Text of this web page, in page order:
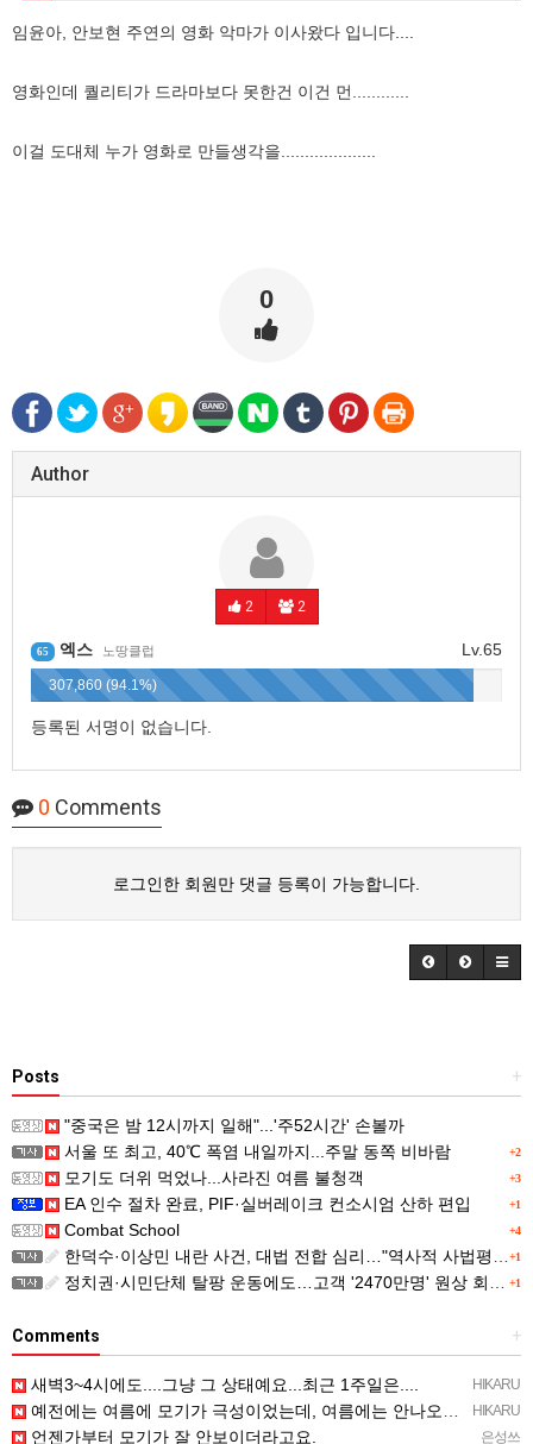
임윤아, 안보현 주연의 영화 악마가 이사왔다 입니다....
영화인데 퀄리티가 드라마보다 못한건 이건 먼............
이걸 도대체 누가 영화로 만들생각을....................
0
Author
2 2
Lv.65
65 엑스 노땅클럽
307,860 (94.1%)
등록된 서명이 없습니다.
0 Comments
로그인한 회원만 댓글 등록이 가능합니다.
+
Posts
"중국은 밤 12시까지 일해"...'주52시간' 손볼까
+2
서울 또 최고, 40℃ 폭염 내일까지...주말 동쪽 비바람
+3
모기도 더위 먹었나...사라진 여름 불청객
+1
EA 인수 절차 완료, PIF·실버레이크 컨소시엄 산하 편입
+4
Combat School
+1
한덕수·이상민 내란 사건, 대법 전합 심리…"역사적 사법평가"(종합)
+1
정치권·시민단체 탈팡 운동에도…고객 '2470만명' 원상 회복, "고물가에 돌팡"
+
Comments
HIKARU
새벽3~4시에도....그냥 그 상태예요...최근 1주일은....
HIKARU
예전에는 여름에 모기가 극성이었는데, 여름에는 안나오는 것 같은.....ㅎ ㅎ)
은성쓰
언젠가부터 모기가 잘 안보이더라고요.